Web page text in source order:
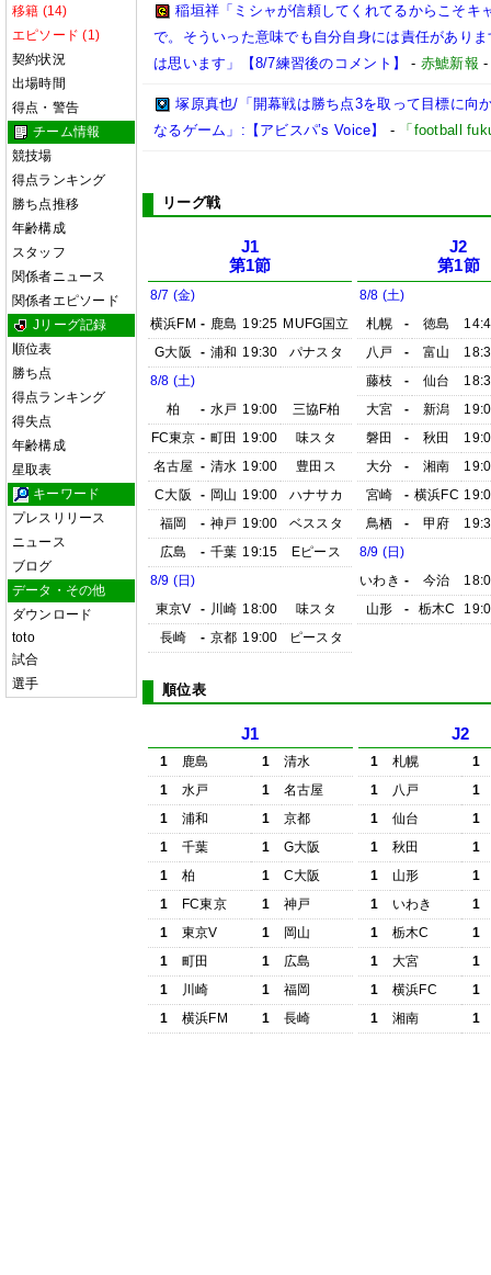
移籍 (14)
エピソード (1)
契約状況
出場時間
得点・警告
チーム情報
競技場
得点ランキング
勝ち点推移
年齢構成
スタッフ
関係者ニュース
関係者エピソード
Jリーグ記録
順位表
勝ち点
得点ランキング
得失点
年齢構成
星取表
キーワード
プレスリリース
ニュース
ブログ
データ・その他
ダウンロード
toto
試合
選手
稲垣祥「ミシャが信頼してくれてるからこそキ
で。そういった意味でも自分自身には責任があり
は思います」【8/7練習後のコメント】
- 赤鯱新報
塚原真也/「開幕戦は勝ち点3を取って目標に向
なるゲーム」:【アビスパ’s Voice】
- 「football
リーグ戦
J1
第1節
8/7 (金)
横浜FM - 鹿島 19:25 MUFG国立
G大阪
- 浦和 19:30
パナスタ
8/8 (土)
柏
- 水戸 19:00
三協F柏
FC東京 - 町田 19:00
味スタ
名古屋 - 清水 19:00
豊田ス
C大阪
- 岡山 19:00
ハナサカ
福岡
- 神戸 19:00
ベススタ
広島
- 千葉 19:15
Eピース
8/9 (日)
東京V
- 川崎 18:00
味スタ
長崎
- 京都 19:00 ピースタ
J2
第1節
8/8 (土)
札幌
- 徳島
八戸
- 富山
藤枝
- 仙台
大宮
- 新潟
磐田
- 秋田
大分
- 湘南
宮崎
- 横浜FC
鳥栖
- 甲府
8/9 (日)
いわき - 今治
山形
- 栃木C
順位表
J1
1 鹿島 1
清水
1
水戸 1
名古屋
1
浦和 1
京都
1
千葉 1
G大阪
1
柏 1
C大阪
1
FC東京 1
神戸
1
東京V 1
岡山
1
町田 1
広島
1
川崎 1
福岡
1
横浜FM 1 長崎
J2
1 札幌
1
1
八戸
1
1
仙台
1
1
秋田
1
1
山形
1
1
いわき
1
1
栃木C
1
1
大宮
1
1
横浜FC
1
1
湘南 1